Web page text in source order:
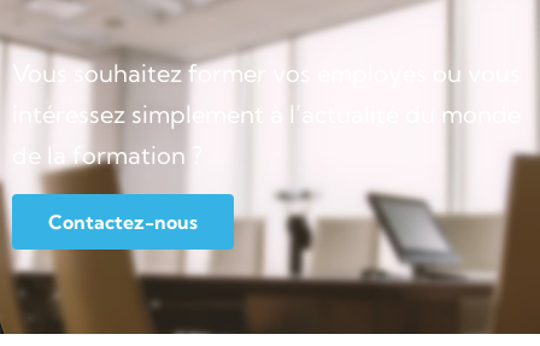
Vous souhaitez former vos employés ou vous
intéressez simplement à l’actualité du monde
de la formation ?
Contactez-nous